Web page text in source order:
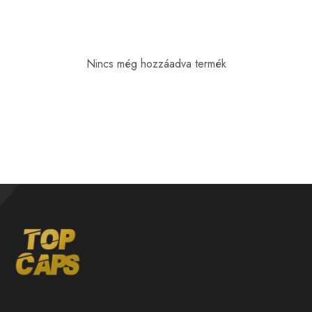
Nincs még hozzáadva termék